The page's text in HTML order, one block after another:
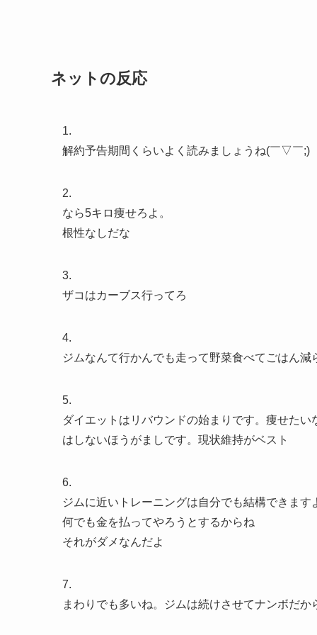
ネットの反応
1.
解約予告期間くらいよく読みましょうね(￣▽￣;)
2.
なら5キロ痩せろよ。
根性なしだな
3.
ザコはカーブス行ってろ
4.
ジムなんて行かんでも走って野菜食べてごはん減
5.
ダイエットはリバウンドの始まりです。痩せた
はしないほうがましです。現状維持がベスト
6.
ジムに近いトレーニングは自分でも結構できます
何でも金を払ってやろうとするからね
それがダメなんだよ
7.
まわりでも多いね。ジムは続けさせてナンボだ